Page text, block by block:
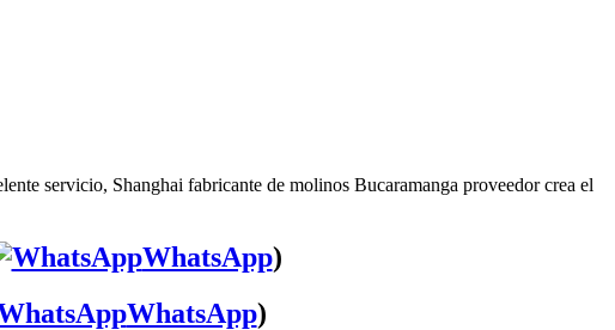
servicio, Shanghai fabricante de molinos Bucaramanga proveedor crea el
WhatsApp)
WhatsApp)